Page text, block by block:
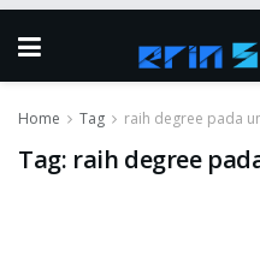
Home Tag raih degree pada
Tag: raih degree